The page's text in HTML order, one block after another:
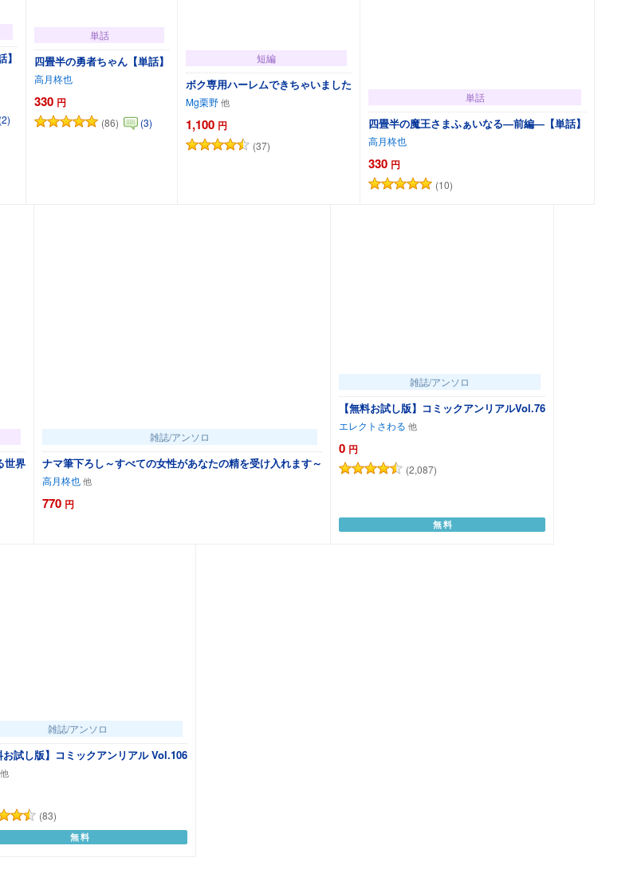
(2)
単話
四畳半の勇者ちゃん【単話】
高月柊也
330 円
(86) (3)
短編
ボク専用ハーレムできちゃいました
Mg栗野
1,100 円
(37)
単話
四畳半の魔王さまふぁいなる―前編―【単話】
高月柊也
330 円
(10)カートに追加
世界
雑誌/アンソロ
ナマ筆下ろし～すべての女性があなたの精を受け入れます～
高月柊也
770 円
雑誌/アンソロ
【無料お試し版】コミックアンリアルVol.76
エレクトさわる
0 円
(2,087)
無料
カートに追加
雑誌/アンソロ
お試し版】コミックアンリアル Vol.106
(83)
無料
カートに追加